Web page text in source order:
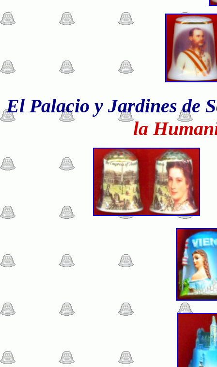
El Palacio y Jardines de
la